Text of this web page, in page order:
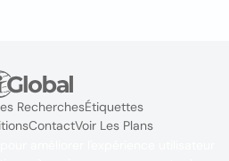
RecherchesÉtiquettes
ContactVoir Les Plans